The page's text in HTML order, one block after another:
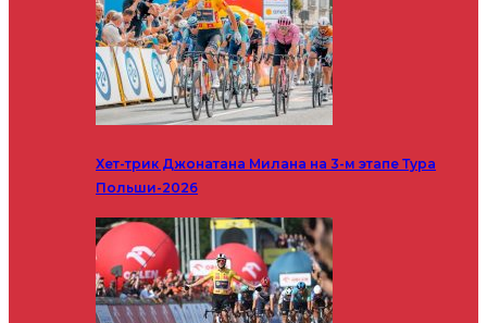
Хет-трик Джонатана Милана на 3-м этапе Тура
Польши-2026